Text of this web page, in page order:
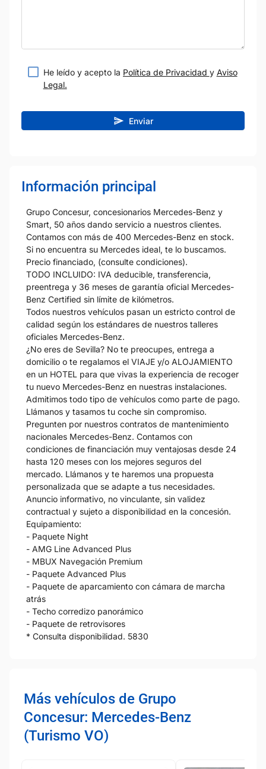
He leído y acepto la Política de Privacidad y Aviso
Legal.
Enviar
Información principal
Grupo Concesur, concesionarios Mercedes-Benz y
Smart, 50 años dando servicio a nuestros clientes.
Contamos con más de 400 Mercedes-Benz en stock.
Si no encuentra su Mercedes ideal, te lo buscamos.
Precio financiado, (consulte condiciones).
TODO INCLUIDO: IVA deducible, transferencia,
preentrega y 36 meses de garantía oficial Mercedes-
Benz Certified sin límite de kilómetros.
Todos nuestros vehículos pasan un estricto control de
calidad según los estándares de nuestros talleres
oficiales Mercedes-Benz.
¿No eres de Sevilla? No te preocupes, entrega a
domicilio o te regalamos el VIAJE y/o ALOJAMIENTO
en un HOTEL para que vivas la experiencia de recoger
tu nuevo Mercedes-Benz en nuestras instalaciones.
Admitimos todo tipo de vehículos como parte de pago.
Llámanos y tasamos tu coche sin compromiso.
Pregunten por nuestros contratos de mantenimiento
nacionales Mercedes-Benz. Contamos con
condiciones de financiación muy ventajosas desde 24
hasta 120 meses con los mejores seguros del
mercado. Llámanos y te haremos una propuesta
personalizada que se adapte a tus necesidades.
Anuncio informativo, no vinculante, sin validez
contractual y sujeto a disponibilidad en la concesión.
Equipamiento:
- Paquete Night
- AMG Line Advanced Plus
- MBUX Navegación Premium
- Paquete Advanced Plus
- Paquete de aparcamiento con cámara de marcha
atrás
- Techo corredizo panorámico
- Paquete de retrovisores
* Consulta disponibilidad. 5830
Más vehículos de Grupo
Concesur: Mercedes-Benz
(Turismo VO)